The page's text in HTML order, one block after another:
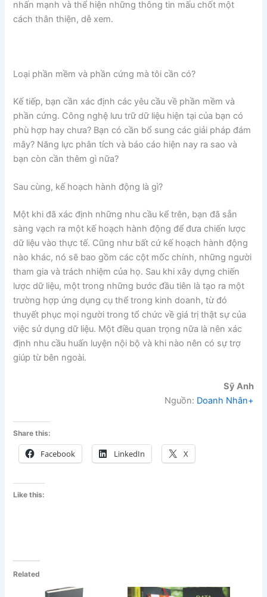
nhấn mạnh và thể hiện những thông tin mấu chốt một
cách thân thiện, dễ xem.
Loại phần mềm và phần cứng mà tôi cần có?
Kế tiếp, bạn cần xác định các yêu cầu về phần mềm và
phần cứng. Công nghệ lưu trữ dữ liệu hiện tại của bạn có
phù hợp hay chưa? Bạn có cần bổ sung các giải pháp đám
mây? Năng lực phân tích và báo cáo hiện nay ra sao và
bạn còn cần thêm gì nữa?
Sau cùng, kế hoạch hành động là gì?
Một khi đã xác định những nhu cầu kể trên, bạn đã sẵn
sàng vạch ra một kế hoạch hành động để đưa chiến lược
dữ liệu vào thực tế. Cũng như bất cứ kế hoạch hành động
nào khác, nó sẽ bao gồm các cột mốc chính, những người
tham gia và trách nhiệm của họ. Sau khi xây dựng chiến
lược dữ liệu, một trong những bước đầu tiên là tạo ra một
trường hợp ứng dụng cụ thể trong kinh doanh, từ đó
thuyết phục mọi người trong tổ chức về giá trị thật sự của
việc sử dụng dữ liệu. Một điều quan trọng nữa là nên xác
định nhu cầu huấn luyện nội bộ và khi nào nên có sự trợ
giúp từ bên ngoài.
Sỹ Anh
Nguồn: Doanh Nhân+
Share this:
Facebook LinkedIn X
Like this:
Related